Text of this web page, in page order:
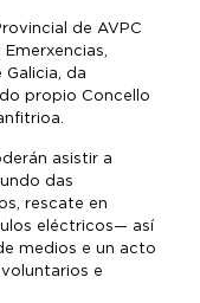
de AVPC
da
propio Concello
asistir a
das
rescate en
eléctricos— así
medios e un acto
e